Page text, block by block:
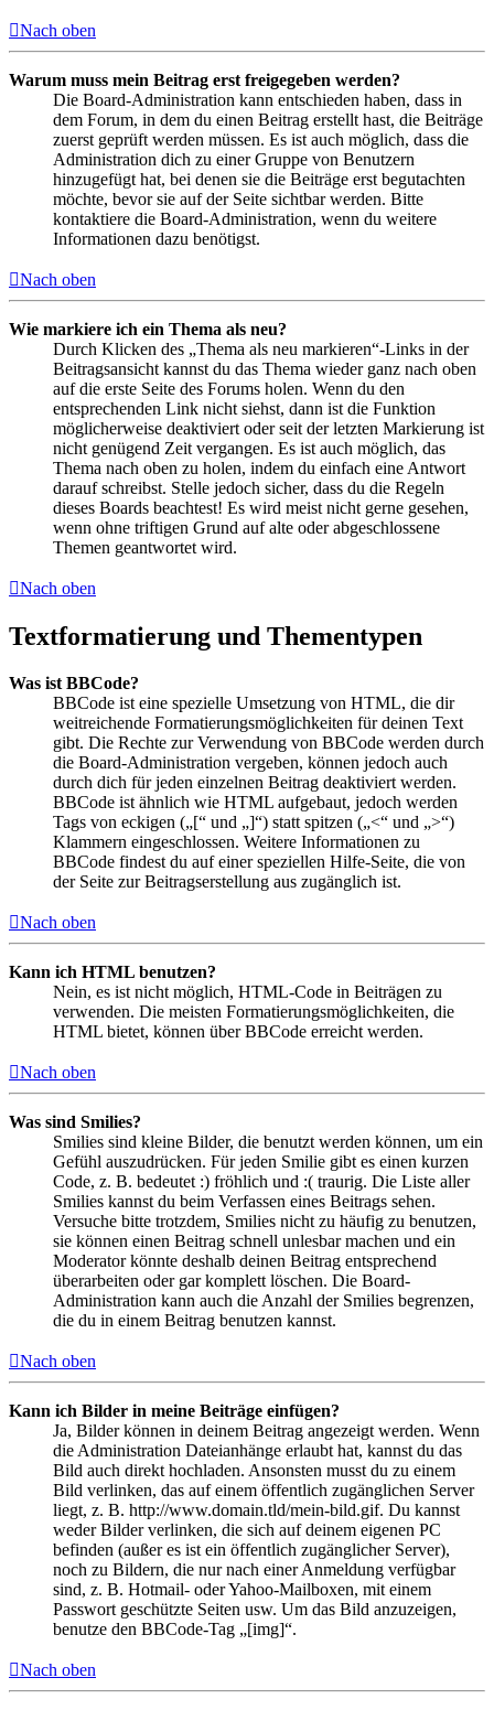
Nach oben
Warum muss mein Beitrag erst freigegeben werden?
Die Board-Administration kann entschieden haben, dass in
dem Forum, in dem du einen Beitrag erstellt hast, die Beiträge
zuerst geprüft werden müssen. Es ist auch möglich, dass die
Administration dich zu einer Gruppe von Benutzern
hinzugefügt hat, bei denen sie die Beiträge erst begutachten
möchte, bevor sie auf der Seite sichtbar werden. Bitte
kontaktiere die Board-Administration, wenn du weitere
Informationen dazu benötigst.
Nach oben
Wie markiere ich ein Thema als neu?
Durch Klicken des „Thema als neu markieren“-Links in der
Beitragsansicht kannst du das Thema wieder ganz nach oben
auf die erste Seite des Forums holen. Wenn du den
entsprechenden Link nicht siehst, dann ist die Funktion
möglicherweise deaktiviert oder seit der letzten Markierung ist
nicht genügend Zeit vergangen. Es ist auch möglich, das
Thema nach oben zu holen, indem du einfach eine Antwort
darauf schreibst. Stelle jedoch sicher, dass du die Regeln
dieses Boards beachtest! Es wird meist nicht gerne gesehen,
wenn ohne triftigen Grund auf alte oder abgeschlossene
Themen geantwortet wird.
Nach oben
Textformatierung und Thementypen
Was ist BBCode?
BBCode ist eine spezielle Umsetzung von HTML, die dir
weitreichende Formatierungsmöglichkeiten für deinen Text
gibt. Die Rechte zur Verwendung von BBCode werden durch
die Board-Administration vergeben, können jedoch auch
durch dich für jeden einzelnen Beitrag deaktiviert werden.
BBCode ist ähnlich wie HTML aufgebaut, jedoch werden
Tags von eckigen („[“ und „]“) statt spitzen („<“ und „>“)
Klammern eingeschlossen. Weitere Informationen zu
BBCode findest du auf einer speziellen Hilfe-Seite, die von
der Seite zur Beitragserstellung aus zugänglich ist.
Nach oben
Kann ich HTML benutzen?
Nein, es ist nicht möglich, HTML-Code in Beiträgen zu
verwenden. Die meisten Formatierungsmöglichkeiten, die
HTML bietet, können über BBCode erreicht werden.
Nach oben
Was sind Smilies?
Smilies sind kleine Bilder, die benutzt werden können, um ein
Gefühl auszudrücken. Für jeden Smilie gibt es einen kurzen
Code, z. B. bedeutet :) fröhlich und :( traurig. Die Liste aller
Smilies kannst du beim Verfassen eines Beitrags sehen.
Versuche bitte trotzdem, Smilies nicht zu häufig zu benutzen,
sie können einen Beitrag schnell unlesbar machen und ein
Moderator könnte deshalb deinen Beitrag entsprechend
überarbeiten oder gar komplett löschen. Die Board-
Administration kann auch die Anzahl der Smilies begrenzen,
die du in einem Beitrag benutzen kannst.
Nach oben
Kann ich Bilder in meine Beiträge einfügen?
Ja, Bilder können in deinem Beitrag angezeigt werden. Wenn
die Administration Dateianhänge erlaubt hat, kannst du das
Bild auch direkt hochladen. Ansonsten musst du zu einem
Bild verlinken, das auf einem öffentlich zugänglichen Server
liegt, z. B. http://www.domain.tld/mein-bild.gif. Du kannst
weder Bilder verlinken, die sich auf deinem eigenen PC
befinden (außer es ist ein öffentlich zugänglicher Server),
noch zu Bildern, die nur nach einer Anmeldung verfügbar
sind, z. B. Hotmail- oder Yahoo-Mailboxen, mit einem
Passwort geschützte Seiten usw. Um das Bild anzuzeigen,
benutze den BBCode-Tag „[img]“.
Nach oben